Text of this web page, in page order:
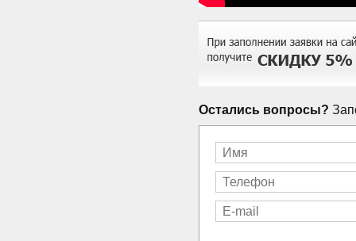
Остались вопросы?